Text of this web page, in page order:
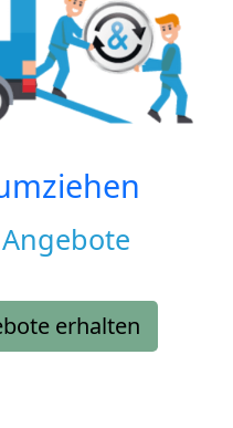
erhalten